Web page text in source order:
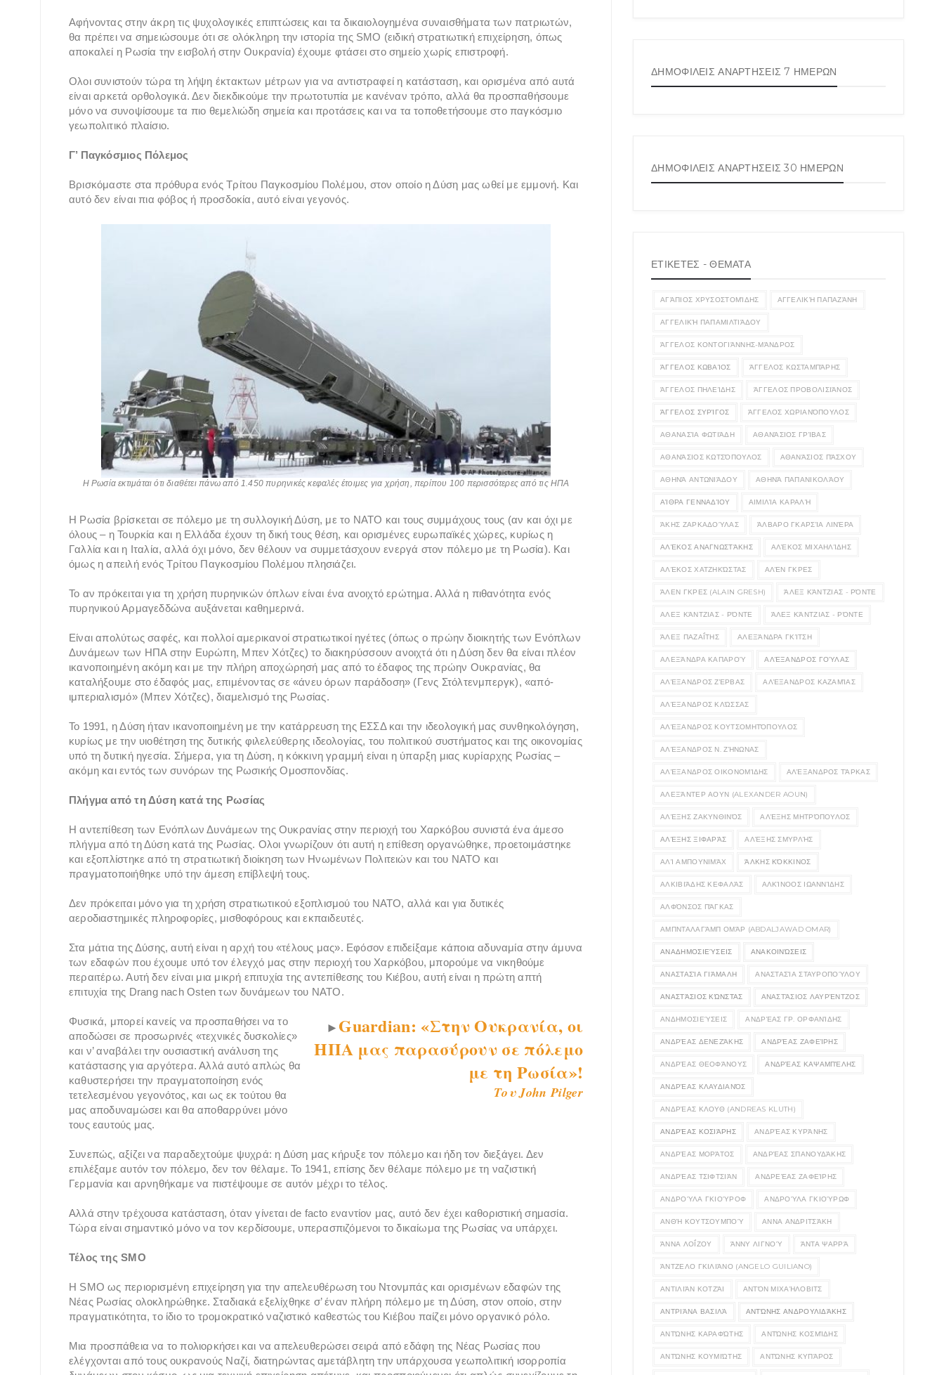
Αφήνοντας στην άκρη τις ψυχολογικές επιπτώσεις και τα δικαιολογημένα συναισθήματα των πατριωτών,
θα πρέπει να σημειώσουμε ότι σε ολόκληρη την ιστορία της SMO (ειδική στρατιωτική επιχείρηση, όπως
αποκαλεί η Ρωσία την εισβολή στην Ουκρανία) έχουμε φτάσει στο σημείο χωρίς επιστροφή.
Ολοι συνιστούν τώρα τη λήψη έκτακτων μέτρων για να αντιστραφεί η κατάσταση, και ορισμένα από αυτά
είναι αρκετά ορθολογικά. Δεν διεκδικούμε την πρωτοτυπία με κανέναν τρόπο, αλλά θα προσπαθήσουμε
μόνο να συνοψίσουμε τα πιο θεμελιώδη σημεία και προτάσεις και να τα τοποθετήσουμε στο παγκόσμιο
γεωπολιτικό πλαίσιο.
Γ’ Παγκόσμιος Πόλεμος
Βρισκόμαστε στα πρόθυρα ενός Τρίτου Παγκοσμίου Πολέμου, στον οποίο η Δύση μας ωθεί με εμμονή. Και
αυτό δεν είναι πια φόβος ή προσδοκία, αυτό είναι γεγονός.
Η Ρωσία εκτιμάται ότι διαθέτει πάνω από 1.450 πυρηνικές κεφαλές έτοιμες για χρήση, περίπου 100 περισσότερες από τις ΗΠΑ
Η Ρωσία βρίσκεται σε πόλεμο με τη συλλογική Δύση, με το ΝΑΤΟ και τους συμμάχους τους (αν και όχι με
όλους – η Τουρκία και η Ελλάδα έχουν τη δική τους θέση, και ορισμένες ευρωπαϊκές χώρες, κυρίως η
Γαλλία και η Ιταλία, αλλά όχι μόνο, δεν θέλουν να συμμετάσχουν ενεργά στον πόλεμο με τη Ρωσία). Και
όμως η απειλή ενός Τρίτου Παγκοσμίου Πολέμου πλησιάζει.
Το αν πρόκειται για τη χρήση πυρηνικών όπλων είναι ένα ανοιχτό ερώτημα. Αλλά η πιθανότητα ενός
πυρηνικού Αρμαγεδδώνα αυξάνεται καθημερινά.
Είναι απολύτως σαφές, και πολλοί αμερικανοί στρατιωτικοί ηγέτες (όπως ο πρώην διοικητής των Ενόπλων
Δυνάμεων των ΗΠΑ στην Ευρώπη, Μπεν Χότζες) το διακηρύσσουν ανοιχτά ότι η Δύση δεν θα είναι πλέον
ικανοποιημένη ακόμη και με την πλήρη αποχώρησή μας από το έδαφος της πρώην Ουκρανίας, θα
καταλήξουμε στο έδαφός μας, επιμένοντας σε «άνευ όρων παράδοση» (Γενς Στόλτενμπεργκ), «από-
ιμπεριαλισμό» (Μπεν Χότζες), διαμελισμό της Ρωσίας.
Το 1991, η Δύση ήταν ικανοποιημένη με την κατάρρευση της ΕΣΣΔ και την ιδεολογική μας συνθηκολόγηση,
κυρίως με την υιοθέτηση της δυτικής φιλελεύθερης ιδεολογίας, του πολιτικού συστήματος και της οικονομίας
υπό τη δυτική ηγεσία. Σήμερα, για τη Δύση, η κόκκινη γραμμή είναι η ύπαρξη μιας κυρίαρχης Ρωσίας –
ακόμη και εντός των συνόρων της Ρωσικής Ομοσπονδίας.
Πλήγμα από τη Δύση κατά της Ρωσίας
Η αντεπίθεση των Ενόπλων Δυνάμεων της Ουκρανίας στην περιοχή του Χαρκόβου συνιστά ένα άμεσο
πλήγμα από τη Δύση κατά της Ρωσίας. Ολοι γνωρίζουν ότι αυτή η επίθεση οργανώθηκε, προετοιμάστηκε
και εξοπλίστηκε από τη στρατιωτική διοίκηση των Ηνωμένων Πολιτειών και του ΝΑΤΟ και
πραγματοποιήθηκε υπό την άμεση επίβλεψή τους.
Δεν πρόκειται μόνο για τη χρήση στρατιωτικού εξοπλισμού του ΝΑΤΟ, αλλά και για δυτικές
αεροδιαστημικές πληροφορίες, μισθοφόρους και εκπαιδευτές.
Στα μάτια της Δύσης, αυτή είναι η αρχή του «τέλους μας». Εφόσον επιδείξαμε κάποια αδυναμία στην άμυνα
των εδαφών που έχουμε υπό τον έλεγχό μας στην περιοχή του Χαρκόβου, μπορούμε να νικηθούμε
περαιτέρω. Αυτή δεν είναι μια μικρή επιτυχία της αντεπίθεσης του Κιέβου, αυτή είναι η πρώτη απτή
επιτυχία της Drang nach Osten των δυνάμεων του ΝΑΤΟ.
►Guardian: «Στην Ουκρανία, οι
ΗΠΑ μας παρασύρουν σε πόλεμο
με τη Ρωσία»!
Του John Pilger
Φυσικά, μπορεί κανείς να προσπαθήσει να το
αποδώσει σε προσωρινές «τεχνικές δυσκολίες»
και ν’ αναβάλει την ουσιαστική ανάλυση της
κατάστασης για αργότερα. Αλλά αυτό απλώς θα
καθυστερήσει την πραγματοποίηση ενός
τετελεσμένου γεγονότος, και ως εκ τούτου θα
μας αποδυναμώσει και θα αποθαρρύνει μόνο
τους εαυτούς μας.
Συνεπώς, αξίζει να παραδεχτούμε ψυχρά: η Δύση μας κήρυξε τον πόλεμο και ήδη τον διεξάγει. Δεν
επιλέξαμε αυτόν τον πόλεμο, δεν τον θέλαμε. Το 1941, επίσης δεν θέλαμε πόλεμο με τη ναζιστική
Γερμανία και αρνηθήκαμε να πιστέψουμε σε αυτόν μέχρι το τέλος.
Αλλά στην τρέχουσα κατάσταση, όταν γίνεται de facto εναντίον μας, αυτό δεν έχει καθοριστική σημασία.
Τώρα είναι σημαντικό μόνο να τον κερδίσουμε, υπερασπιζόμενοι το δικαίωμα της Ρωσίας να υπάρχει.
Τέλος της SMO
Η SMO ως περιορισμένη επιχείρηση για την απελευθέρωση του Ντονμπάς και ορισμένων εδαφών της
Νέας Ρωσίας ολοκληρώθηκε. Σταδιακά εξελίχθηκε σ’ έναν πλήρη πόλεμο με τη Δύση, στον οποίο, στην
πραγματικότητα, το ίδιο το τρομοκρατικό ναζιστικό καθεστώς του Κιέβου παίζει μόνο οργανικό ρόλο.
Μια προσπάθεια να το πολιορκήσει και να απελευθερώσει σειρά από εδάφη της Νέας Ρωσίας που
ελέγχονται από τους ουκρανούς Ναζί, διατηρώντας αμετάβλητη την υπάρχουσα γεωπολιτική ισορροπία
ΔΗΜΟΦΙΛΕΙΣ ΑΝΑΡΤΗΣΕΙΣ 7 ΗΜΕΡΩΝ
ΔΗΜΟΦΙΛΕΙΣ ΑΝΑΡΤΗΣΕΙΣ 30 ΗΜΕΡΩΝ
ΕΤΙΚΕΤΕΣ - ΘΕΜΑΤΑ
ΑΓΆΠΙΟΣ ΧΡΥΣΟΣΤΟΜΊΔΗΣ ΑΓΓΕΛΙΚΉ ΠΑΠΑΖΆΝΗ
ΑΓΓΕΛΙΚΉ ΠΑΠΑΜΙΛΤΙΆΔΟΥ
ΆΓΓΕΛΟΣ ΚΟΝΤΟΓΙΆΝΝΗΣ-ΜΆΝΔΡΟΣ
ΆΓΓΕΛΟΣ ΚΩΒΑΊΟΣ ΆΓΓΕΛΟΣ ΚΩΣΤΑΜΠΆΡΗΣ
ΆΓΓΕΛΟΣ ΠΗΛΕΊΔΗΣ ΆΓΓΕΛΟΣ ΠΡΟΒΟΛΙΣΙΆΝΟΣ
ΆΓΓΕΛΟΣ ΣΥΡΊΓΟΣ ΆΓΓΕΛΟΣ ΧΩΡΙΑΝΌΠΟΥΛΟΣ
ΑΘΑΝΑΣΊΑ ΦΩΤΙΆΔΗ ΑΘΑΝΆΣΙΟΣ ΓΡΊΒΑΣ
ΑΘΑΝΆΣΙΟΣ ΚΩΤΣΌΠΟΥΛΟΣ ΑΘΑΝΆΣΙΟΣ ΠΆΣΧΟΥ
ΑΘΗΝΆ ΑΝΤΩΝΙΆΔΟΥ ΑΘΗΝΆ ΠΑΠΑΝΙΚΟΛΆΟΥ
ΑΊΘΡΑ ΓΕΝΝΑΔΊΟΥ ΑΙΜΙΛΊΑ ΚΑΡΑΛΉ
ΆΚΗΣ ΖΑΡΚΑΔΟΎΛΑΣ ΆΛΒΑΡΟ ΓΚΑΡΣΊΑ ΛΙΝΈΡΑ
ΑΛΈΚΟΣ ΑΝΑΓΝΩΣΤΆΚΗΣ ΑΛΈΚΟΣ ΜΙΧΑΗΛΊΔΗΣ
ΑΛΈΚΟΣ ΧΑΤΖΗΚΏΣΤΑΣ ΑΛΈΝ ΓΚΡΕΣ
ΆΛΕΝ ΓΚΡΕΣ (ALAIN GRESH) ΆΛΕΞ ΚΆΝΤΖΙΑΣ - ΡΌΝΤΕ
ΑΛΕΞ ΚΆΝΤΖΙΑΣ - ΡΌΝΤΕ ΆΛΕΞ ΚΆΝΤΖΙΑΣ - ΡΌΝΤΕ
ΆΛΕΞ ΠΑΖΑΪ́ΤΗΣ ΑΛΕΞΆΝΔΡΑ ΓΚΊΤΣΗ
ΑΛΕΞΆΝΔΡΑ ΚΑΠΑΡΟΎ ΑΛΈΞΑΝΔΡΟΣ ΓΟΎΛΑΣ
ΑΛΈΞΑΝΔΡΟΣ ΖΈΡΒΑΣ ΑΛΈΞΑΝΔΡΟΣ ΚΑΖΑΜΊΑΣ
ΑΛΈΞΑΝΔΡΟΣ ΚΛΏΣΣΑΣ
ΑΛΈΞΑΝΔΡΟΣ ΚΟΥΤΣΟΜΗΤΌΠΟΥΛΟΣ
ΑΛΈΞΑΝΔΡΟΣ Ν. ΖΉΝΩΝΑΣ
ΑΛΈΞΑΝΔΡΟΣ ΟΙΚΟΝΟΜΊΔΗΣ ΑΛΈΞΑΝΔΡΟΣ ΤΆΡΚΑΣ
ΑΛΕΞΆΝΤΕΡ ΑΟΥΝ (ALEXANDER AOUN)
ΑΛΈΞΗΣ ΖΑΚΥΝΘΙΝΌΣ ΑΛΈΞΗΣ ΜΗΤΡΌΠΟΥΛΟΣ
ΑΛΈΞΗΣ ΞΙΦΑΡΆΣ ΑΛΈΞΗΣ ΣΜΥΡΛΉΣ
ΑΛΊ ΑΜΠΟΥΝΙΜΆΧ ΆΛΚΗΣ ΚΌΚΚΙΝΟΣ
ΑΛΚΙΒΙΆΔΗΣ ΚΕΦΑΛΆΣ ΑΛΚΊΝΟΟΣ ΙΩΑΝΝΊΔΗΣ
ΑΛΦΌΝΣΟΣ ΠΆΓΚΑΣ
ΑΜΠΝΤΑΛΑΓΆΜΠ ΟΜΆΡ (ABDALJAWAD OMAR)
ΑΝΑΔΗΜΟΣΙΕΎΣΕΙΣ ΑΝΑΚΟΙΝΏΣΕΙΣ
ΑΝΑΣΤΑΣΊΑ ΓΙΆΜΑΛΗ ΑΝΑΣΤΑΣΊΑ ΣΤΑΥΡΟΠΟΎΛΟΥ
ΑΝΑΣΤΆΣΙΟΣ ΚΏΝΣΤΑΣ ΑΝΑΣΤΆΣΙΟΣ ΛΑΥΡΈΝΤΖΟΣ
ΑΝΔΗΜΟΣΙΕΎΣΕΙΣ ΑΝΔΡΈΑΣ ΓΡ. ΟΡΦΑΝΊΔΗΣ
ΑΝΔΡΈΑΣ ΔΕΝΕΖΆΚΗΣ ΑΝΔΡΈΑΣ ΖΑΦΕΊΡΗΣ
ΑΝΔΡΈΑΣ ΘΕΟΦΆΝΟΥΣ ΑΝΔΡΈΑΣ ΚΑΨΑΜΠΈΛΗΣ
ΑΝΔΡΈΑΣ ΚΛΑΥΔΙΑΝΌΣ
ΑΝΔΡΈΑΣ ΚΛΟΥΘ (ANDREAS KLUTH)
ΑΝΔΡΈΑΣ ΚΟΣΙΆΡΗΣ ΑΝΔΡΈΑΣ ΚΥΡΆΝΗΣ
ΑΝΔΡΈΑΣ ΜΟΡΆΤΟΣ ΑΝΔΡΈΑΣ ΣΠΑΝΟΥΔΆΚΗΣ
ΑΝΔΡΈΑΣ ΤΣΙΦΤΣΙΆΝ ΑΝΔΡΕΈΑΣ ΖΑΦΕΊΡΗΣ
ΑΝΔΡΟΎΛΑ ΓΚΙΟΎΡΟΦ ΑΝΔΡΟΎΛΑ ΓΚΙΟΎΡΩΦ
ΑΝΘΉ ΚΟΥΤΣΟΥΜΠΟΎ ΑΝΝΑ ΑΝΔΡΙΤΣΆΚΗ
ΆΝΝΑ ΛΟΪ́ΖΟΥ ΆΝΝΥ ΛΙΓΝΟΎ ΆΝΤΑ ΨΑΡΡΆ
ΆΝΤΖΕΛΟ ΓΚΙΛΙΆΝΟ (ANGELO GUILIANO)
ΑΝΤΙΛΙΆΝ ΚΟΤΖΆΙ ΑΝΤΌΝ ΜΙΧΑΉΛΟΒΙΤΣ
ΑΝΤΡΙΆΝΑ ΒΑΣΙΛΆ ΑΝΤΏΝΗΣ ΑΝΔΡΟΥΛΙΔΆΚΗΣ
ΑΝΤΏΝΗΣ ΚΑΡΑΦΏΤΗΣ ΑΝΤΏΝΗΣ ΚΟΣΜΊΔΗΣ
ΑΝΤΏΝΗΣ ΚΟΥΜΙΏΤΗΣ ΑΝΤΏΝΗΣ ΚΥΠΆΡΟΣ